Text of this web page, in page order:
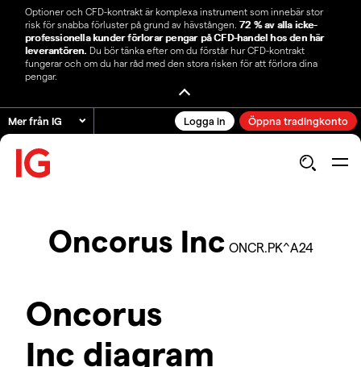
Optioner och CFD-kontrakt är komplexa instrument som innebär stor
risk för snabba förluster på grund av hävstången. 72 % av alla icke-
professionella kunder förlorar pengar på CFD-handel hos den här
leverantören. Du bör tänka efter om du förstår hur CFD-kontrakt
fungerar och om du har råd med den stora risken för att förlora dina
pengar.
Mer från IG Logga in Öppna tradingkonto
Oncorus Inc ONCR.PK^A24
Oncorus
Inc diagram